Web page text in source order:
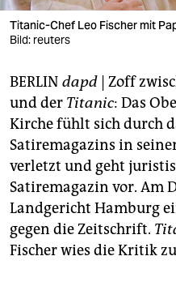
verlag
shop
fragen & hilfe
unterstützen
abo
genossenschaft
epaper login
Titanic-Chef Leo Fischer mit
Bild: reuters
BERLIN dapd | Zoff
und der Titanic: Das
Kirche fühlt sich durch
Satiremagazins in
verletzt und geht
Satiremagazin vor. Am
Landgericht Hamburg
gegen die Zeitschrift.
Fischer wies die Kritik